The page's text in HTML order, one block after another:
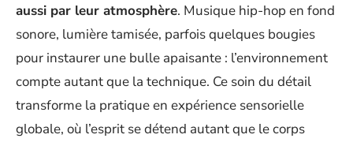
aussi par leur atmosphère. Musique hip-hop en fond
sonore, lumière tamisée, parfois quelques bougies
pour instaurer une bulle apaisante : l’environnement
compte autant que la technique. Ce soin du détail
transforme la pratique en expérience sensorielle
globale, où l’esprit se détend autant que le corps